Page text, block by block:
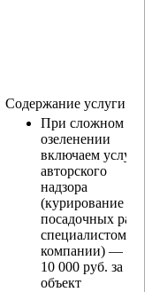
Содержание услуги
При сложном
озеленении
включаем услугу
авторского
надзора
(курирование
посадочных работ
специалистом
компании) — от
10 000 руб. за
объект